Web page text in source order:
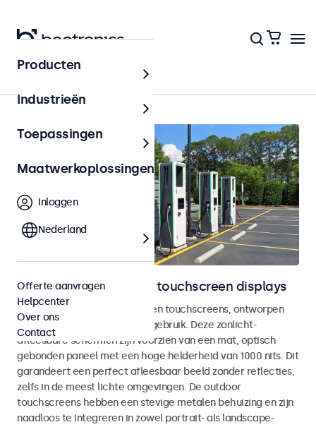
Outdoor
Outdoor monitoren en touchscreen displays
Weersbestendige monitoren en touchscreens, ontworpen
voor zowel binnen- als buitengebruik. Deze zonlicht-
afleesbare schermen zijn voorzien van een mat, optisch
gebonden paneel met een hoge helderheid van 1000 nits. Dit
garandeert een perfect afleesbaar beeld zonder reflecties,
zelfs in de meest lichte omgevingen. De outdoor
touchscreens hebben een stevige metalen behuizing en zijn
naadloos te integreren in zowel portrait- als landscape-
Producten
Industrieën
Toepassingen
Maatwerkoplossingen
Inloggen
Nederland
Offerte aanvragen
Helpcenter
Over ons
Contact